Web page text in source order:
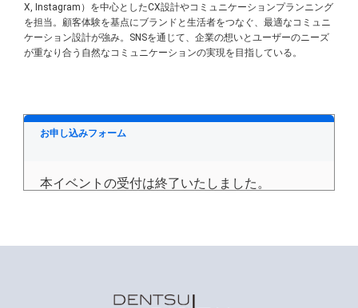
X, Instagram）を中心としたCX設計やコミュニケーションプランニング
を担当。顧客体験を基点にブランドと生活者をつなぐ、最適なコミュニ
ケーション設計が強み。SNSを通じて、企業の想いとユーザーのニーズ
が重なり合う自然なコミュニケーションの実現を目指している。
お申し込みフォーム
本イベントの受付は終了いたしました。